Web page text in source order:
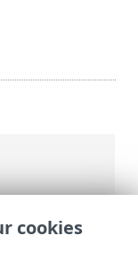
Mobile
cookies